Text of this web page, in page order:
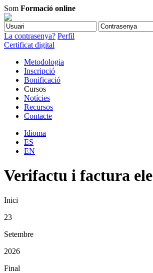
Som Formació online
La contrasenya? Perfil
Certificat digital
Metodologia
Inscripció
Bonificació
Cursos
Notícies
Recursos
Contacte
Idioma
ES
EN
Verifactu i factura
Inici
23
Setembre
2026
Final